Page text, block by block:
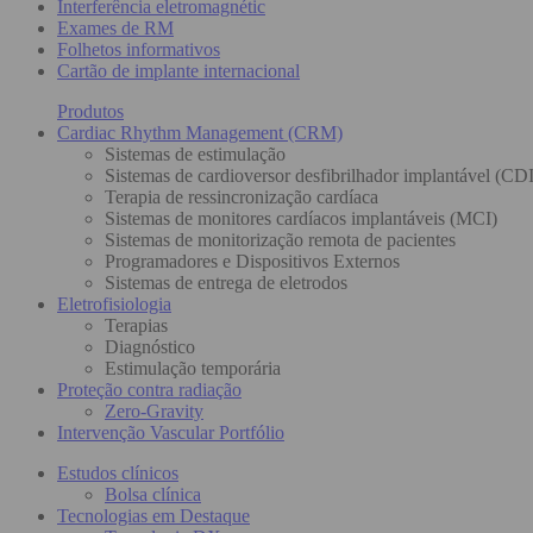
Interferência eletromagnétic
Exames de RM
Folhetos informativos
Cartão de implante internacional
Produtos
Cardiac Rhythm Management (CRM)
Sistemas de estimulação
Sistemas de cardioversor desfibrilhador implantável
Terapia de ressincronização cardíaca
Sistemas de monitores cardíacos implantáveis (MCI)
Sistemas de monitorização remota de pacientes
Programadores e Dispositivos Externos
Sistemas de entrega de eletrodos
Eletrofisiologia
Terapias
Diagnóstico
Estimulação temporária
Proteção contra radiação
Zero-Gravity
Intervenção Vascular Portfólio
Estudos clínicos
Bolsa clínica
Tecnologias em Destaque